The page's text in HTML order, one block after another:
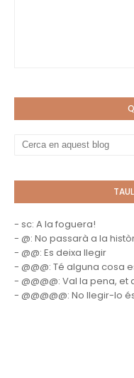
- sc: A la foguera!
- @: No passarà a la
- @@: Es deixa llegir
- @@@: Té alguna cosa
- @@@@: Val la pena, et
- @@@@@: No llegir-lo